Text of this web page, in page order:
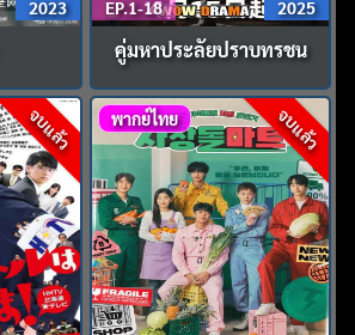
2023 EP.1-18 2025
คู่มหาประลัยปราบทรชน
จบแล้ว จบแล้ว
พากย์ไทย